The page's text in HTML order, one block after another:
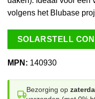
volgens het Blubase
SOLARSTELL
MPN: 140930
Bezorging op